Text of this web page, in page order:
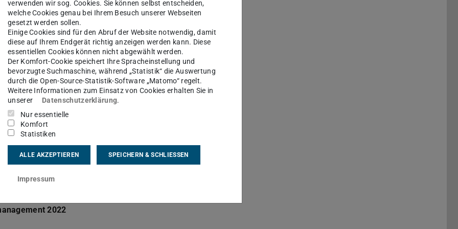
Gefahren konnte durch den Einsatz von
überwunden werden, die in den jeweiligen
schnell beantworteter Frage sammelten die
um den ersten Platz der Rangliste
sehr gute fachliche
einen guten Draht zu
es Freude macht
2022
verwenden wir sog. Cookies. Sie können selbst entscheiden,
welche Cookies genau bei Ihrem Besuch unserer Webseiten
gesetzt werden sollen.
Einige Cookies sind für den Abruf der Website notwendig, damit
diese auf Ihrem Endgerät richtig anzeigen werden kann. Diese
essentiellen Cookies können nicht abgewählt werden.
Der Komfort-Cookie speichert Ihre Spracheinstellung und
bevorzugte Suchmaschine, während „Statistik“ die Auswertung
durch die Open-Source-Statistik-Software „Matomo“ regelt.
Weitere Informationen zum Einsatz von Cookies erhalten Sie in
unserer
Datenschutzerklärung.
Nur essentielle
Komfort
Statistiken
ALLE AKZEPTIEREN SPEICHERN & SCHLIESSEN
Impressum